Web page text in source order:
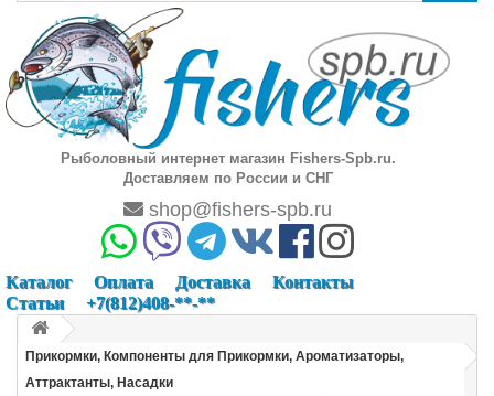
Рыболовный интернет магазин Fishers-Spb.ru.
Доставляем по России и СНГ
shop@fishers-spb.ru
Каталог Оплата Доставка
Контакты
Статьи
+7(812)408-**-**
Прикормки, Компоненты для Прикормки, Ароматизаторы,
Аттрактанты, Насадки